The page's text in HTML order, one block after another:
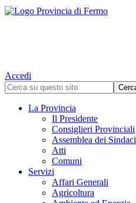
Accedi
La Provincia
Il Presidente
Consiglieri Provinciali
Assemblea dei Sindaci
Atti
Comuni
Servizi
Affari Generali
Agricoltura